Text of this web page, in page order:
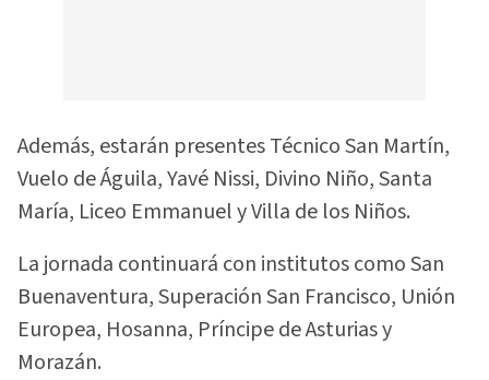
Además, estarán presentes Técnico San Martín,
Vuelo de Águila, Yavé Nissi, Divino Niño, Santa
María, Liceo Emmanuel y Villa de los Niños.
La jornada continuará con institutos como San
Buenaventura, Superación San Francisco, Unión
Europea, Hosanna, Príncipe de Asturias y
Morazán.